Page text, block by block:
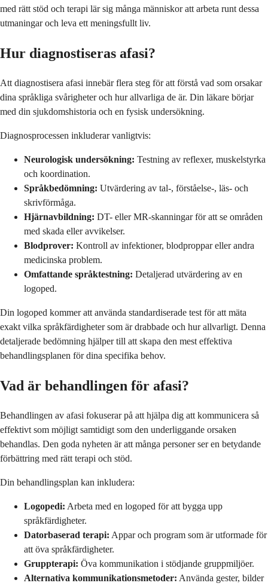
med rätt stöd och terapi lär sig många människor att arbeta runt dessa
utmaningar och leva ett meningsfullt liv.
Hur diagnostiseras afasi?
Att diagnostisera afasi innebär flera steg för att förstå vad som orsakar
dina språkliga svårigheter och hur allvarliga de är. Din läkare börjar
med din sjukdomshistoria och en fysisk undersökning.
Diagnosprocessen inkluderar vanligtvis:
Neurologisk undersökning: Testning av reflexer, muskelstyrka
och koordination.
Språkbedömning: Utvärdering av tal-, förståelse-, läs- och
skrivförmåga.
Hjärnavbildning: DT- eller MR-skanningar för att se områden
med skada eller avvikelser.
Blodprover: Kontroll av infektioner, blodproppar eller andra
medicinska problem.
Omfattande språktestning: Detaljerad utvärdering av en
logoped.
Din logoped kommer att använda standardiserade test för att mäta
exakt vilka språkfärdigheter som är drabbade och hur allvarligt. Denna
detaljerade bedömning hjälper till att skapa den mest effektiva
behandlingsplanen för dina specifika behov.
Vad är behandlingen för afasi?
Behandlingen av afasi fokuserar på att hjälpa dig att kommunicera så
effektivt som möjligt samtidigt som den underliggande orsaken
behandlas. Den goda nyheten är att många personer ser en betydande
förbättring med rätt terapi och stöd.
Din behandlingsplan kan inkludera:
Logopedi: Arbeta med en logoped för att bygga upp
språkfärdigheter.
Datorbaserad terapi: Appar och program som är utformade för
att öva språkfärdigheter.
Gruppterapi: Öva kommunikation i stödjande gruppmiljöer.
Alternativa kommunikationsmetoder: Använda gester, bilder